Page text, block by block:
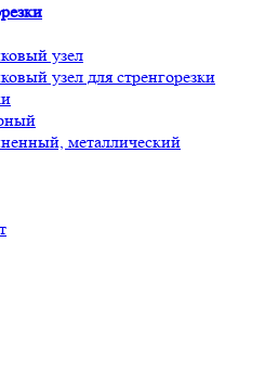
узел
узел для стренгорезки
металлический